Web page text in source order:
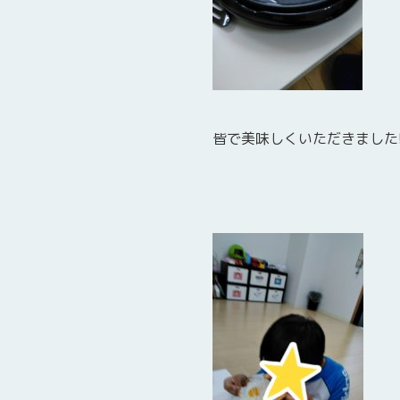
皆で美味しくいただきまし